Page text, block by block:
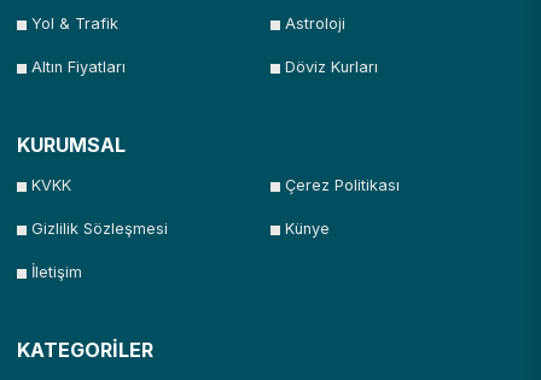
Yol & Trafik Astroloji
Altın Fiyatları Döviz Kurları
KURUMSAL
KVKK Çerez Politikası
Gizlilik Sözleşmesi Künye
İletişim
KATEGORİLER